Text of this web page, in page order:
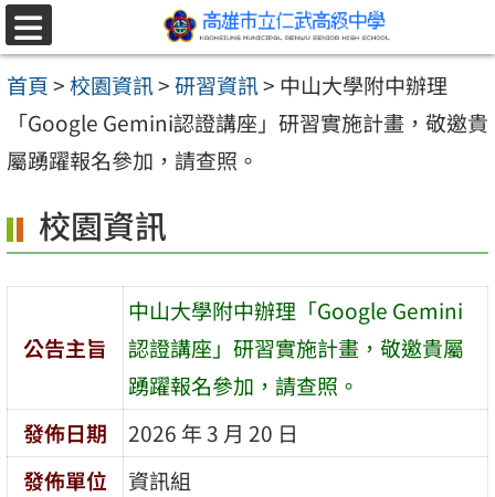
跳至主要內容區
選
單
首頁>校園資訊>研習資訊> 中山大學附中辦理
「Google Gemini認證講座」研習實施計畫，敬邀貴
屬踴躍報名參加，請查照。
校園資訊
公告主旨
中山大學附中辦理「Google Gemini
認證講座」研習實施計畫，敬邀貴屬
踴躍報名參加，請查照。
發佈日期
2026 年 3 月 20 日
發佈單位
資訊組